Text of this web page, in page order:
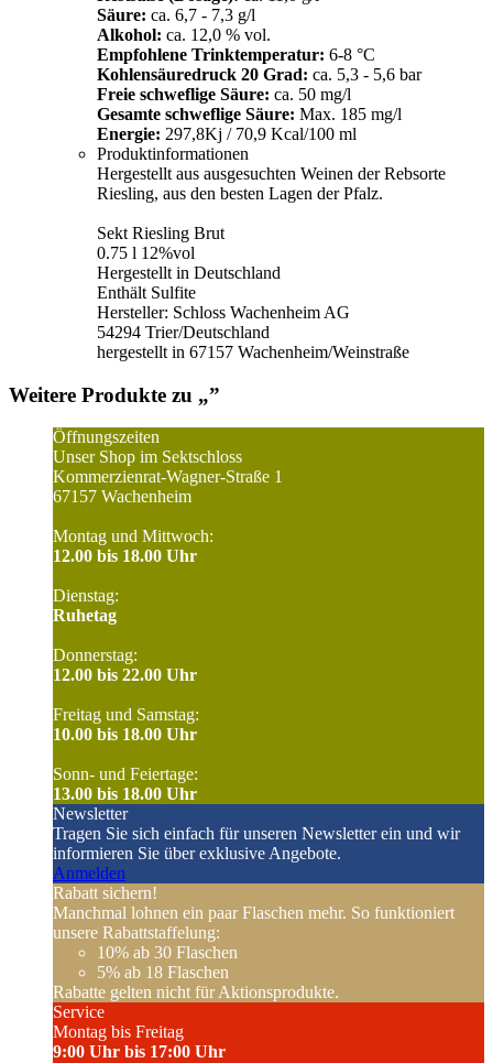
Säure: ca. 6,7 - 7,3 g/l
Alkohol: ca. 12,0 % vol.
Empfohlene Trinktemperatur: 6-8 °C
Kohlensäuredruck 20 Grad: ca. 5,3 - 5,6 bar
Freie schweflige Säure: ca. 50 mg/l
Gesamte schweflige Säure: Max. 185 mg/l
Energie: 297,8Kj / 70,9 Kcal/100 ml
Produktinformationen
Hergestellt aus ausgesuchten Weinen der Rebsorte
Riesling, aus den besten Lagen der Pfalz.
Sekt Riesling Brut
0.75 l 12%vol
Hergestellt in Deutschland
Enthält Sulfite
Hersteller: Schloss Wachenheim AG
54294 Trier/Deutschland
hergestellt in 67157 Wachenheim/Weinstraße
Weitere Produkte zu „”
Öffnungszeiten
Unser Shop im Sektschloss
Kommerzienrat-Wagner-Straße 1
67157 Wachenheim
Montag und Mittwoch:
12.00 bis 18.00 Uhr
Dienstag:
Ruhetag
Donnerstag:
12.00 bis 22.00 Uhr
Freitag und Samstag:
10.00 bis 18.00 Uhr
Sonn- und Feiertage:
13.00 bis 18.00 Uhr
Newsletter
Tragen Sie sich einfach für unseren Newsletter ein und wir
informieren Sie über exklusive Angebote.
Anmelden
Rabatt sichern!
Manchmal lohnen ein paar Flaschen mehr. So funktioniert
unsere Rabattstaffelung:
10% ab 30 Flaschen
5% ab 18 Flaschen
Rabatte gelten nicht für Aktionsprodukte.
Service
Montag bis Freitag
9:00 Uhr bis 17:00 Uhr